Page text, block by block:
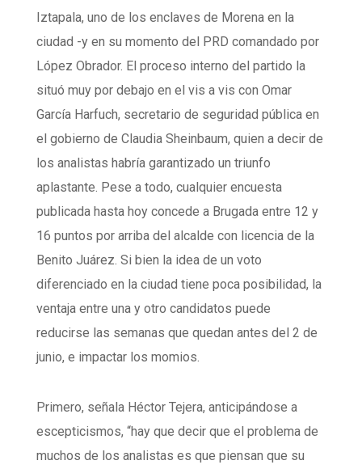
Iztapala, uno de los enclaves de Morena en la
ciudad -y en su momento del PRD comandado por
López Obrador. El proceso interno del partido la
situó muy por debajo en el vis a vis con Omar
García Harfuch, secretario de seguridad pública en
el gobierno de Claudia Sheinbaum, quien a decir de
los analistas habría garantizado un triunfo
aplastante. Pese a todo, cualquier encuesta
publicada hasta hoy concede a Brugada entre 12 y
16 puntos por arriba del alcalde con licencia de la
Benito Juárez. Si bien la idea de un voto
diferenciado en la ciudad tiene poca posibilidad, la
ventaja entre una y otro candidatos puede
reducirse las semanas que quedan antes del 2 de
junio, e impactar los momios.
Primero, señala Héctor Tejera, anticipándose a
escepticismos, “hay que decir que el problema de
muchos de los analistas es que piensan que su